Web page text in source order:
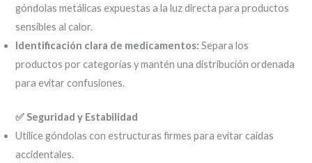
góndolas metálicas expuestas a la luz directa para productos
sensibles al calor.
Identificación clara de medicamentos: Separa los
productos por categorías y mantén una distribución ordenada
para evitar confusiones.
✅ Seguridad y Estabilidad
Utilice góndolas con estructuras firmes para evitar caídas
accidentales.